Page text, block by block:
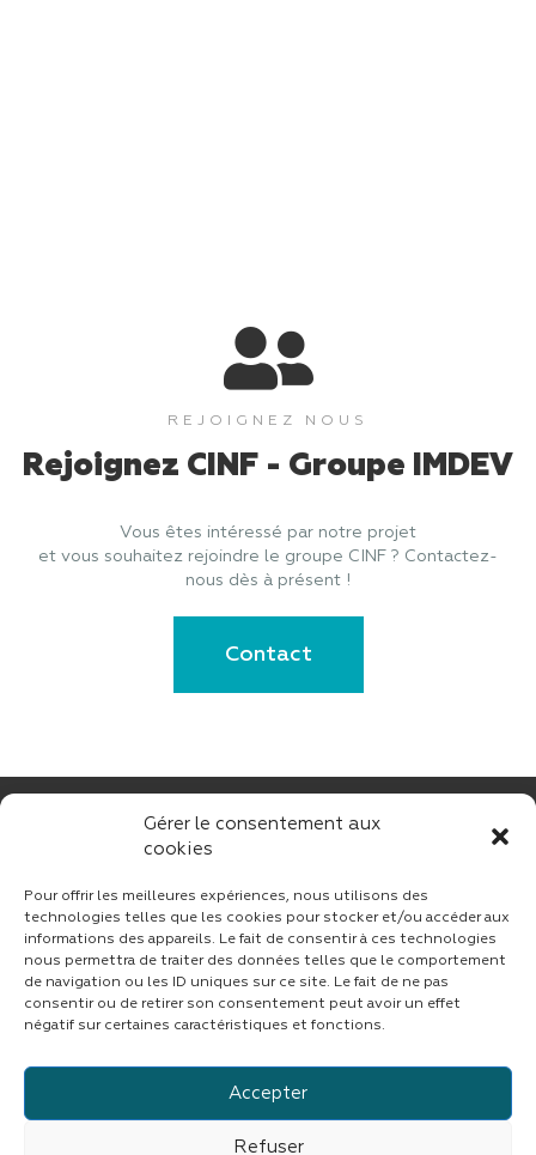
Gérer le consentement aux
cookies
Pour offrir les meilleures expériences, nous utilisons des
technologies telles que les cookies pour stocker et/ou accéder aux
informations des appareils. Le fait de consentir à ces technologies
nous permettra de traiter des données telles que le comportement
de navigation ou les ID uniques sur ce site. Le fait de ne pas
consentir ou de retirer son consentement peut avoir un effet
négatif sur certaines caractéristiques et fonctions.
Accepter
Refuser
REJOIGNEZ NOUS
Rejoignez CINF - Groupe IMDEV
Vous êtes intéressé par notre projet
et vous souhaitez rejoindre le groupe CINF ? Contactez-
nous dès à présent !
Contact
CONTACT
Suivez CINF sur LinkedIn